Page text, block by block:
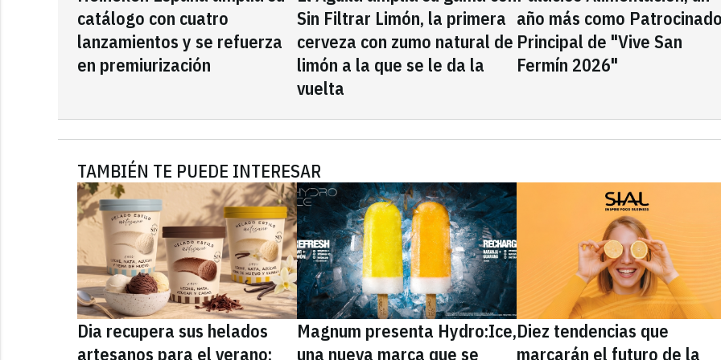
catálogo con cuatro
lanzamientos y se refuerza
en premiurización
Sin Filtrar Limón, la primera
cerveza con zumo natural de
limón a la que se le da la
vuelta
año más como
Principal de "Vive San
Fermín 2026"
TAMBIÉN TE PUEDE INTERESAR
Dia recupera sus helados
artesanos para el verano:
Magnum presenta Hydro:Ice,
una nueva marca que se
Diez tendencias que
marcarán el futuro de la